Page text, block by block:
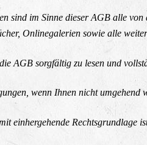
sind im Sinne dieser AGB alle
Onlinegalerien sowie alle
AGB sorgfältig zu lesen und
wenn Ihnen nicht umgehend
einhergehende Rechtsgrundlage